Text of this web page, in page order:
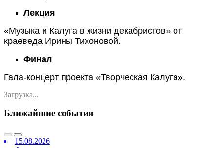
Лекция
«Музыка и Калуга в жизни декабристов» от
краеведа Ирины Тихоновой.
Финал
Гала-концерт проекта «Творческая Калуга».
Загрузка...
Ближайшие события
15.08.2026